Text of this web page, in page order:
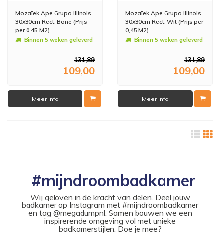
Mozaïek Ape Grupo Illinois
30x30cm Rect. Bone (Prijs
per 0,45 M2)
Binnen 5 weken geleverd
131,89
109,00
Meer info
Mozaïek Ape Grupo Illinois
30x30cm Rect. Wit (Prijs per
0,45 M2)
Binnen 5 weken geleverd
131,89
109,00
Meer info
#mijndroombadkamer
Wij geloven in de kracht van delen. Deel jouw
badkamer op Instagram met #mijndroombadkamer
en tag @megadumpnl. Samen bouwen we een
inspirerende omgeving vol met unieke
badkamerstijlen. Doe je mee?